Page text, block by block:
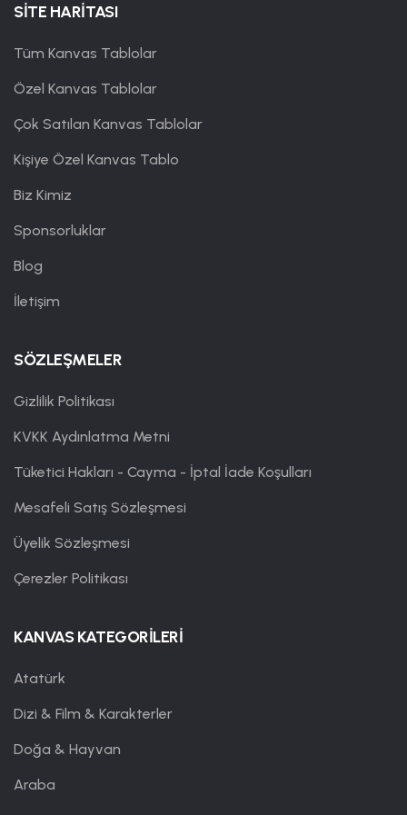
SİTE HARİTASI
Tüm Kanvas Tablolar
Özel Kanvas Tablolar
Çok Satılan Kanvas Tablolar
Kişiye Özel Kanvas Tablo
Biz Kimiz
Sponsorluklar
Blog
İletişim
SÖZLEŞMELER
Gizlilik Politikası
KVKK Aydınlatma Metni
Tüketici Hakları - Cayma - İptal İade Koşulları
Mesafeli Satış Sözleşmesi
Üyelik Sözleşmesi
Çerezler Politikası
KANVAS KATEGORİLERİ
Atatürk
Dizi & Film & Karakterler
Doğa & Hayvan
Araba